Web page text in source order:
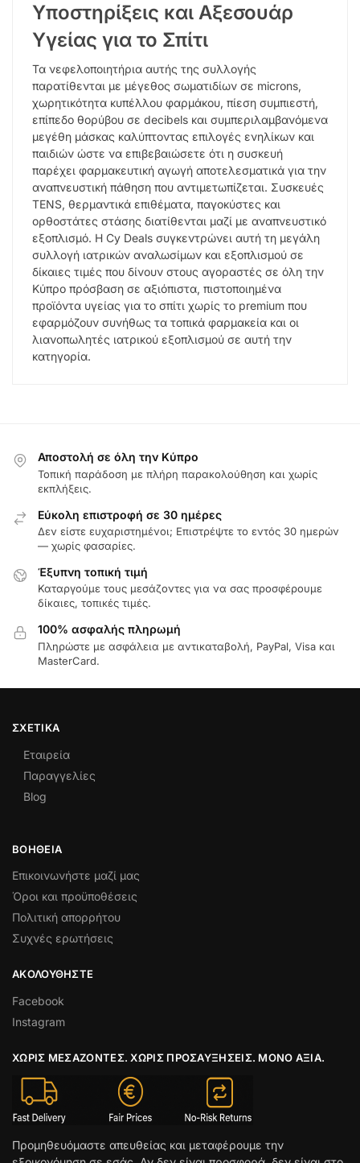
Υποστηρίξεις και Αξεσουάρ
Υγείας για το Σπίτι
Τα νεφελοποιητήρια αυτής της συλλογής
παρατίθενται με μέγεθος σωματιδίων σε microns,
χωρητικότητα κυπέλλου φαρμάκου, πίεση συμπιεστή,
επίπεδο θορύβου σε decibels και συμπεριλαμβανόμενα
μεγέθη μάσκας καλύπτοντας επιλογές ενηλίκων και
παιδιών ώστε να επιβεβαιώσετε ότι η συσκευή
παρέχει φαρμακευτική αγωγή αποτελεσματικά για την
αναπνευστική πάθηση που αντιμετωπίζεται. Συσκευές
TENS, θερμαντικά επιθέματα, παγοκύστες και
ορθοστάτες στάσης διατίθενται μαζί με αναπνευστικό
εξοπλισμό. Η Cy Deals συγκεντρώνει αυτή τη μεγάλη
συλλογή ιατρικών αναλωσίμων και εξοπλισμού σε
δίκαιες τιμές που δίνουν στους αγοραστές σε όλη την
Κύπρο πρόσβαση σε αξιόπιστα, πιστοποιημένα
προϊόντα υγείας για το σπίτι χωρίς το premium που
εφαρμόζουν συνήθως τα τοπικά φαρμακεία και οι
λιανοπωλητές ιατρικού εξοπλισμού σε αυτή την
κατηγορία.
Αποστολή σε όλη την Κύπρο
Τοπική παράδοση με πλήρη παρακολούθηση και χωρίς
εκπλήξεις.
Εύκολη επιστροφή σε 30 ημέρες
Δεν είστε ευχαριστημένοι; Επιστρέψτε το εντός 30 ημερών
— χωρίς φασαρίες.
Έξυπνη τοπική τιμή
Καταργούμε τους μεσάζοντες για να σας προσφέρουμε
δίκαιες, τοπικές τιμές.
100% ασφαλής πληρωμή
Πληρώστε με ασφάλεια με αντικαταβολή, PayPal, Visa και
MasterCard.
ΣΧΕΤΙΚΆ
Εταιρεία
Παραγγελίες
Blog
ΒΟΉΘΕΙΑ
Επικοινωνήστε μαζί μας
Όροι και προϋποθέσεις
Πολιτική απορρήτου
Συχνές ερωτήσεις
ΑΚΟΛΟΥΘΉΣΤΕ
Facebook
Instagram
ΧΩΡΊΣ ΜΕΣΆΖΟΝΤΕΣ. ΧΩΡΊΣ ΠΡΟΣΑΥΞΉΣΕΙΣ. ΜΌΝΟ ΑΞΊΑ.
Προμηθευόμαστε απευθείας και μεταφέρουμε την